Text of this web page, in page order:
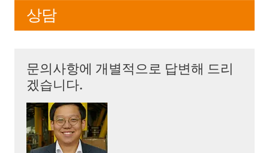
상담
문의사항에 개별적으로 답변해 드리
겠습니다.